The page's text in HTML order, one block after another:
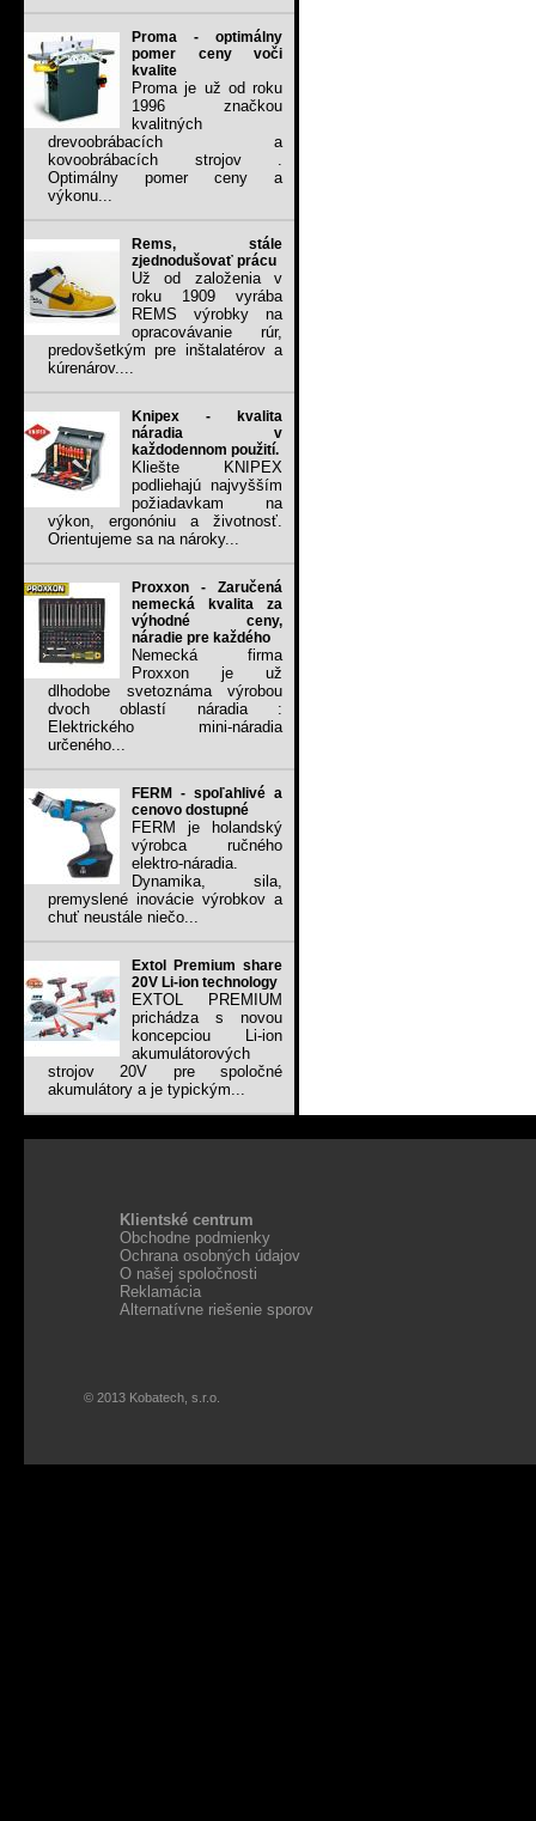
Proma - optimálny
pomer ceny voči
kvalite
Proma je už od roku
1996 značkou
kvalitných
drevoobrábacích a
kovoobrábacích strojov .
Optimálny pomer ceny a
výkonu...
Rems, stále
zjednodušovať prácu
Už od založenia v
roku 1909 vyrába
REMS výrobky na
opracovávanie rúr,
predovšetkým pre inštalatérov a
kúrenárov....
Knipex - kvalita
náradia v
každodennom použití.
Kliešte KNIPEX
podliehajú najvyšším
požiadavkam na
výkon, ergonóniu a životnosť.
Orientujeme sa na nároky...
Proxxon - Zaručená
nemecká kvalita za
výhodné ceny,
náradie pre každého
Nemecká firma
Proxxon je už
dlhodobe svetoznáma výrobou
dvoch oblastí náradia :
Elektrického mini-náradia
určeného...
FERM - spoľahlivé a
cenovo dostupné
FERM je holandský
výrobca ručného
elektro-náradia.
Dynamika, sila,
premyslené inovácie výrobkov a
chuť neustále niečo...
Extol Premium share
20V Li-ion technology
EXTOL PREMIUM
prichádza s novou
koncepciou Li-ion
akumulátorových
strojov 20V pre spoločné
akumulátory a je typickým...
Klientské centrum
Obchodne podmienky
Ochrana osobných údajov
O našej spoločnosti
Reklamácia
Alternatívne riešenie sporov
© 2013 Kobatech, s.r.o.